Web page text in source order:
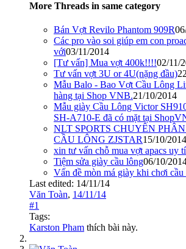
More Threads in same category
Bán Vợt Revilo Phantom 909R
Các pro vào soi giúp em con
với03/11/2014
[Tư vấn] Mua vợt 400k!!!!02/11/
Tư vấn vợt 3U or 4U(nặng đầu)
Mẫu Balo - Bao Vợt Cầu Lông
hàng tại Shop VNB.21/10/2014
Mẫu giày Cầu Lông Victor
SH-A710-E đã có mặt tại
NLT SPORTS CHUYÊN
CẦU LÔNG ZJSTAR15/10/2014
xin tư vấn chỗ mua vợt apacs uy
Tiệm sửa giày cầu lông06/10/
Vấn đề mòn má giày khi chơi cầu
Last edited: 14/11/14
Văn Toàn, 14/11/14
#1
Tags:
Karston Pham thích bài này.